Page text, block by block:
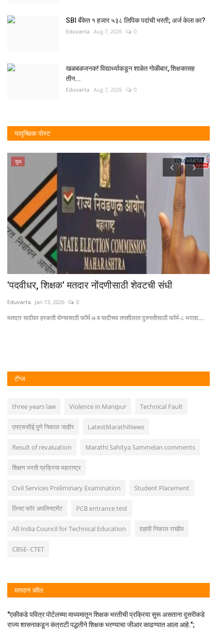
SBI बँकेत १ हजार ५३८ लिपिक पदांची भरती; अर्ज केला का?
Eduvarta Aug 7, 2026 0
खळबळजनक! विद्यार्थ्याकडून शाळेत गोळीबार, शिक्षकासह
तीन...
Eduvarta Aug 7, 2026 0
यादृच्छिक पोस्ट
युथ
'पदवीधर, शिक्षक' मतदार नोंदणीसाठी शेवटची संधी
Eduvarta Jan 13, 2026 0
मतदार यादीवर हरकती घेण्यासाठी फॉर्म-७ व यादीच्या तपशीलात दुरुस्तीसाठी फॉर्म-८ भरावा....
टॅग्ज
three years law Violence in Manipur Technical Fault
एमएससीई पुणे निकाल जाहीर LatestMarathiNews
Result of revaluation Marathi Sahitya Sammelan comments
शिक्षण भरती प्रक्रिया महाराष्ट्र
Civil Services Preliminary Examination Student Placement
लिफ्ट फॉर अपलिफ्टमेंट PCB entrance test
All India Council for Technical Education दहावी निकाल राखीव
CBSE- CTET
मतदान कौल
"एकीकडे पवित्र पोर्टलच्या माध्यमातून शिक्षक भरतीची प्रक्रिया सुरू असताना दुसरीकडे
राज्य शासनाकडून कंत्राटी पद्धतीने शिक्षक भरण्याचा जीआर काढण्यात आला आहे.";